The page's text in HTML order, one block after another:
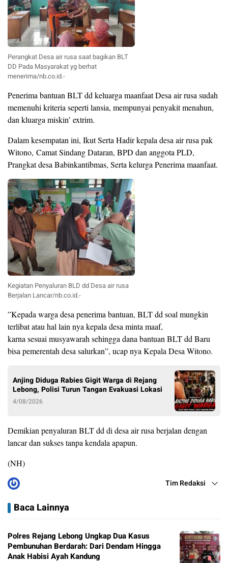
Perangkat Desa air rusa saat bagikan BLT
DD Pada Masyarakat yg berhat
menerima/nb.co.id.-
Penerima bantuan BLT dd keluarga maanfaat Desa air rusa sudah
memenuhi kriteria seperti lansia, mempunyai penyakit menahun,
dan kluarga miskin’ extrim.
Dalam kesempatan ini, Ikut Serta Hadir kepala desa air rusa pak
Witono, Camat Sindang Dataran, BPD dan anggota PLD,
Prangkat desa Babinkantibmas, Serta kelurga Penerima maanfaat.
Kegiatan Penyaluran BLD dd Desa air rusa
Berjalan Lancar/nb.co.id.-
”Kepada warga desa penerima bantuan, BLT dd soal mungkin
terlibat atau hal lain nya kepala desa minta maaf,
karna sesuai musyawarah sehingga dana bantuan BLT dd Baru
bisa pemerentah desa salurkan”, ucap nya Kepala Desa Witono.
Anjing Diduga Rabies Gigit Warga di Rejang
Lebong, Polisi Turun Tangan Evakuasi Lokasi
4/08/2026
Demikian penyaluran BLT dd di desa air rusa berjalan dengan
lancar dan sukses tanpa kendala apapun.
(NH)
Tim Redaksi
Baca Lainnya
Polres Rejang Lebong Ungkap Dua Kasus
Pembunuhan Berdarah: Dari Dendam Hingga
Anak Habisi Ayah Kandung